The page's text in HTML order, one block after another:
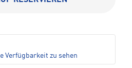
Verfügbarkeit zu sehen